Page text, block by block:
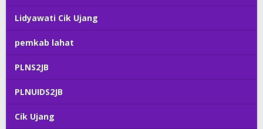
Lidyawati Cik Ujang
pemkab lahat
PLNS2JB
PLNUIDS2JB
Cik Ujang